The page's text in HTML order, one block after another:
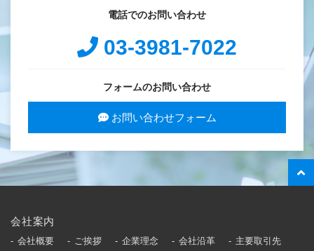
電話でのお問い合わせ
03-3981-7022
フォームのお問い合わせ
お問い合わせフォーム
会社案内
会社概要 ご挨拶 企業理念 会社沿革
主要取引先